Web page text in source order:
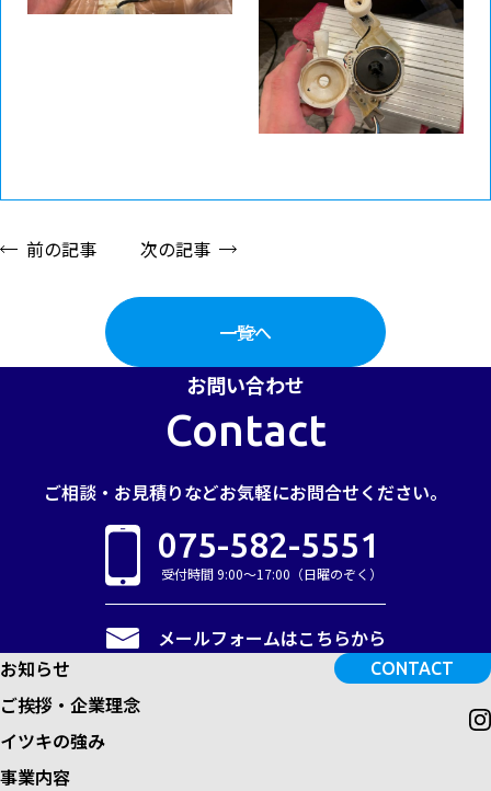
前の記事 次の記事
一覧へ
お問い合わせ
Contact
ご相談・お見積りなどお気軽にお問合せください。
075-582-5551
受付時間 9:00～17:00（日曜のぞく）
メールフォームはこちらから
お知らせ
ご挨拶・企業理念
イツキの強み
事業内容
CONTACT